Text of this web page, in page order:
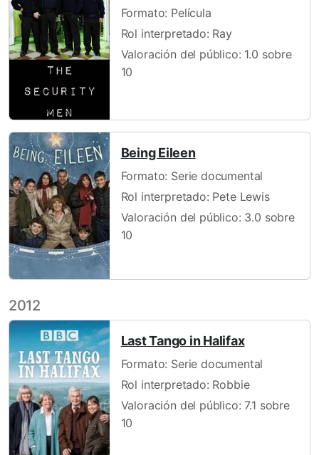
Formato: Película
Rol interpretado: Ray
Valoración del público: 1.0 sobre
10
Being Eileen
Formato: Serie documental
Rol interpretado: Pete Lewis
Valoración del público: 3.0 sobre
10
2012
Last Tango in Halifax
Formato: Serie documental
Rol interpretado: Robbie
Valoración del público: 7.1 sobre
10